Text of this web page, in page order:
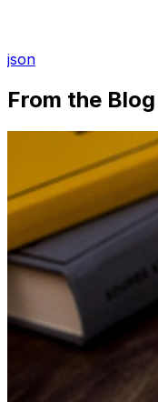
json
From the Blog